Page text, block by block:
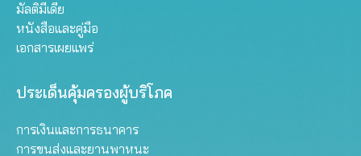
มัลติมีเดีย
หนังสือและคู่มือ
เอกสารเผยแพร่
ประเด็นคุ้มครองผู้บริโภค
การเงินและการธนาคาร
การขนส่งและยานพาหนะ